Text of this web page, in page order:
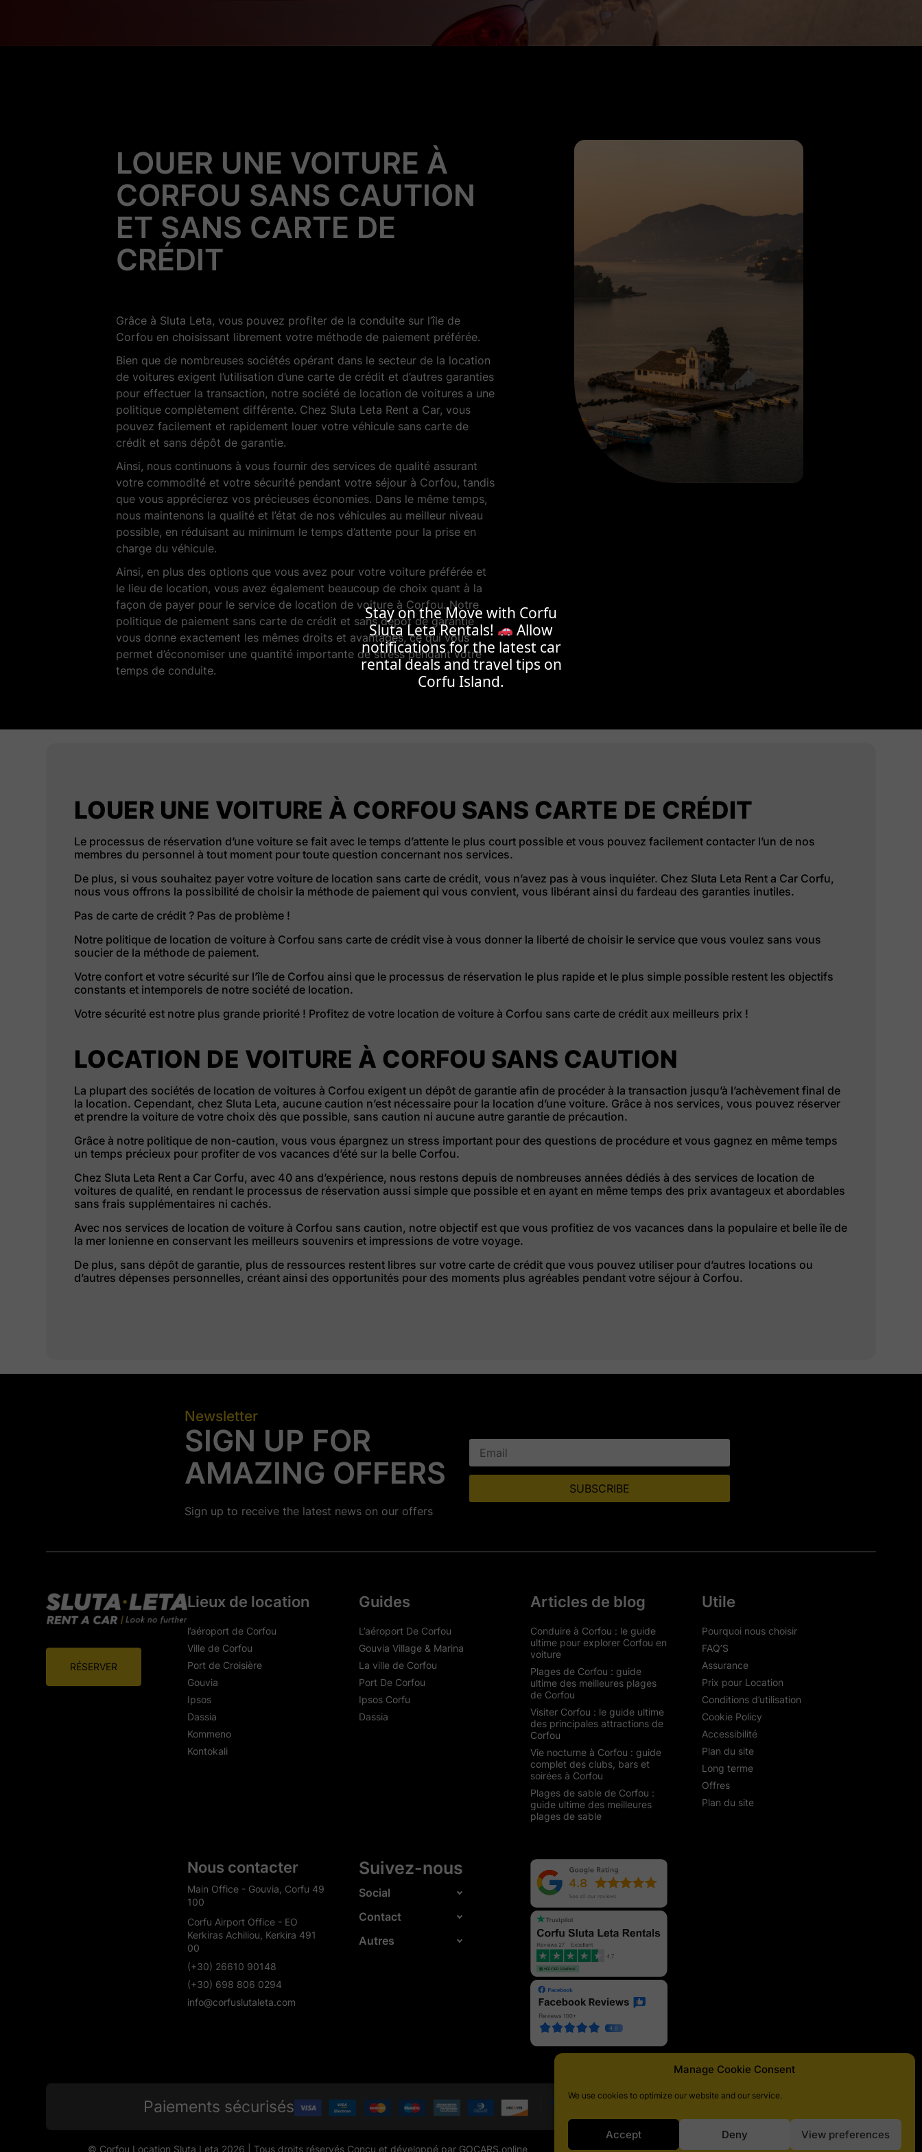
Stay on the Move with Corfu
Sluta Leta Rentals!
Allow
notifications for the latest car
rental deals and travel tips on
Corfu Island.
Manage Cookie Consent
We use cookies to optimize our website and our service.
Accept Deny View preferences
LOUER UNE VOITURE À
CORFOU SANS CAUTION
ET SANS CARTE DE
CRÉDIT
Grâce à Sluta Leta, vous pouvez profiter de la conduite sur l’île de
Corfou en choisissant librement votre méthode de paiement préférée.
Bien que de nombreuses sociétés opérant dans le secteur de la location
de voitures exigent l’utilisation d’une carte de crédit et d’autres garanties
pour effectuer la transaction, notre société de location de voitures a une
politique complètement différente. Chez Sluta Leta Rent a Car, vous
pouvez facilement et rapidement louer votre véhicule sans carte de
crédit et sans dépôt de garantie.
Ainsi, nous continuons à vous fournir des services de qualité assurant
votre commodité et votre sécurité pendant votre séjour à Corfou, tandis
que vous apprécierez vos précieuses économies. Dans le même temps,
nous maintenons la qualité et l’état de nos véhicules au meilleur niveau
possible, en réduisant au minimum le temps d’attente pour la prise en
charge du véhicule.
Ainsi, en plus des options que vous avez pour votre voiture préférée et
le lieu de location, vous avez également beaucoup de choix quant à la
façon de payer pour le service de location de voiture à Corfou. Notre
politique de paiement sans carte de crédit et sans dépôt de garantie
vous donne exactement les mêmes droits et avantages, ce qui vous
permet d’économiser une quantité importante de stress pendant votre
temps de conduite.
LOUER UNE VOITURE À CORFOU SANS CARTE DE CRÉDIT
Le processus de réservation d’une voiture se fait avec le temps d’attente le plus court possible et vous pouvez facilement contacter l’un de nos
membres du personnel à tout moment pour toute question concernant nos services.
De plus, si vous souhaitez payer votre voiture de location sans carte de crédit, vous n’avez pas à vous inquiéter. Chez Sluta Leta Rent a Car Corfu,
nous vous offrons la possibilité de choisir la méthode de paiement qui vous convient, vous libérant ainsi du fardeau des garanties inutiles.
Pas de carte de crédit ? Pas de problème !
Notre politique de location de voiture à Corfou sans carte de crédit vise à vous donner la liberté de choisir le service que vous voulez sans vous
soucier de la méthode de paiement.
Votre confort et votre sécurité sur l’île de Corfou ainsi que le processus de réservation le plus rapide et le plus simple possible restent les objectifs
constants et intemporels de notre société de location.
Votre sécurité est notre plus grande priorité ! Profitez de votre location de voiture à Corfou sans carte de crédit aux meilleurs prix !
LOCATION DE VOITURE À CORFOU SANS CAUTION
La plupart des sociétés de location de voitures à Corfou exigent un dépôt de garantie afin de procéder à la transaction jusqu’à l’achèvement final de
la location. Cependant, chez Sluta Leta, aucune caution n’est nécessaire pour la location d’une voiture. Grâce à nos services, vous pouvez réserver
et prendre la voiture de votre choix dès que possible, sans caution ni aucune autre garantie de précaution.
Grâce à notre politique de non-caution, vous vous épargnez un stress important pour des questions de procédure et vous gagnez en même temps
un temps précieux pour profiter de vos vacances d’été sur la belle Corfou.
Chez Sluta Leta Rent a Car Corfu, avec 40 ans d’expérience, nous restons depuis de nombreuses années dédiés à des services de location de
voitures de qualité, en rendant le processus de réservation aussi simple que possible et en ayant en même temps des prix avantageux et abordables
sans frais supplémentaires ni cachés.
Avec nos services de location de voiture à Corfou sans caution, notre objectif est que vous profitiez de vos vacances dans la populaire et belle île de
la mer Ionienne en conservant les meilleurs souvenirs et impressions de votre voyage.
De plus, sans dépôt de garantie, plus de ressources restent libres sur votre carte de crédit que vous pouvez utiliser pour d’autres locations ou
d’autres dépenses personnelles, créant ainsi des opportunités pour des moments plus agréables pendant votre séjour à Corfou.
Newsletter
SIGN UP FOR
AMAZING OFFERS
Sign up to receive the latest news on our offers
RÉSERVER
Lieux de location
l’aéroport de Corfou
Ville de Corfou
Port de Croisière
Gouvia
Ipsos
Dassia
Kommeno
Kontokali
Guides
L’aéroport De Corfou
Gouvia Village & Marina
La ville de Corfou
Port De Corfou
Ipsos Corfu
Dassia
Articles de blog
Conduire à Corfou : le guide
ultime pour explorer Corfou en
voiture
Plages de Corfou : guide
ultime des meilleures plages
de Corfou
Visiter Corfou : le guide ultime
des principales attractions de
Corfou
Vie nocturne à Corfou : guide
complet des clubs, bars et
soirées à Corfou
Plages de sable de Corfou :
guide ultime des meilleures
plages de sable
Utile
Pourquoi nous choisir
FAQ’S
Assurance
Prix pour Location
Conditions d’utilisation
Cookie Policy
Accessibilité
Plan du site
Long terme
Offres
Plan du site
Nous contacter
Main Office - Gouvia, Corfu 49
100
Corfu Airport Office - EO
Kerkiras Achiliou, Kerkira 491
00
(+30) 26610 90148
(+30) 698 806 0294
info@corfuslutaleta.com
Suivez-nous
Social
Contact
Autres
Paiements sécurisés
© Corfou Location Sluta Leta 2026 | Tous droits réservés Conçu et développé par GOCARS.online ΜΗ.Τ.Ε: 0829Ε81000096101